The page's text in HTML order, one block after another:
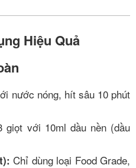
Hiệu Quả
nước nóng, hít sâu 10 phút
giọt với 10ml dầu nền (dầu
Chỉ dùng loại Food Grade,